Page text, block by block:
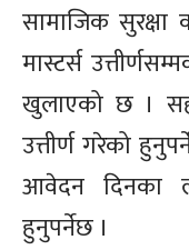
सामाजिक सुरक्षा
मास्टर्स
खुलाएको छ ।
उत्तीर्ण गरेको
आवेदन दिनका
हुनुपर्नेछ ।